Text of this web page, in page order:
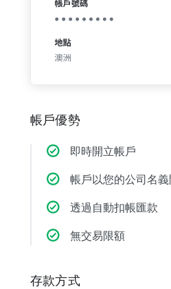
帳戶優勢
即時開立帳戶
帳戶以您的公司名義
透過自動扣帳匯款
無交易限額
存款方式